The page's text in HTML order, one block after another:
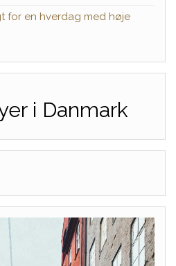
for en hverdag med høje
i Danmark